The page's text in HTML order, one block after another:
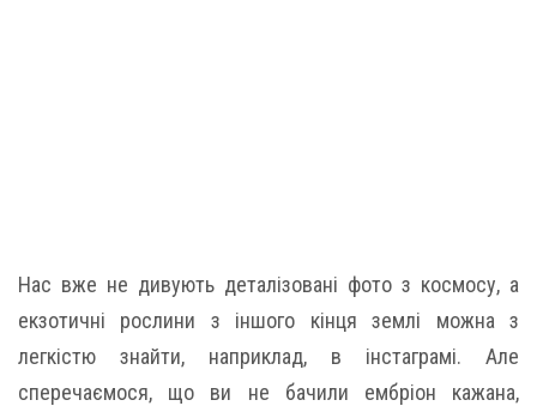
Нас вже не дивують деталізовані фото з космосу, а
екзотичні рослини з іншого кінця землі можна з
легкістю знайти, наприклад, в інстаграмі. Але
сперечаємося, що ви не бачили ембріон кажана,